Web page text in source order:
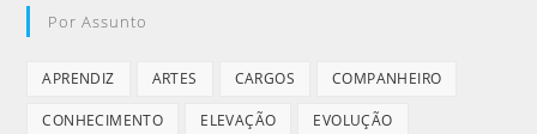
Por Assunto
APRENDIZ ARTES CARGOS COMPANHEIRO
CONHECIMENTO ELEVAÇÃO EVOLUÇÃO